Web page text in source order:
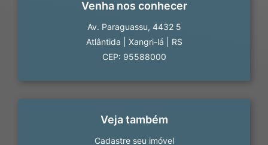
Venha nos conhecer
Av. Paraguassu, 4432 5
Atlântida
Xangri-lá
RS
CEP: 95588000
Veja também
Cadastre seu imóvel